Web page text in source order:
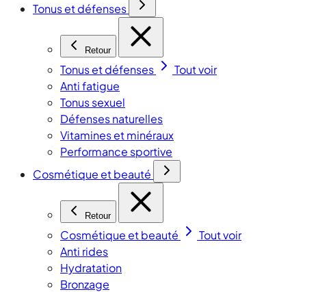
Tonus et défenses
Retour
Tonus et défenses
Tout voir
Anti fatigue
Tonus sexuel
Défenses naturelles
Vitamines et minéraux
Performance sportive
Cosmétique et beauté
Retour
Cosmétique et beauté
Tout voir
Anti rides
Hydratation
Bronzage